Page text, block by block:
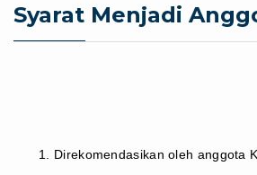
Syarat Menjadi
Direkomendasikan oleh anggota